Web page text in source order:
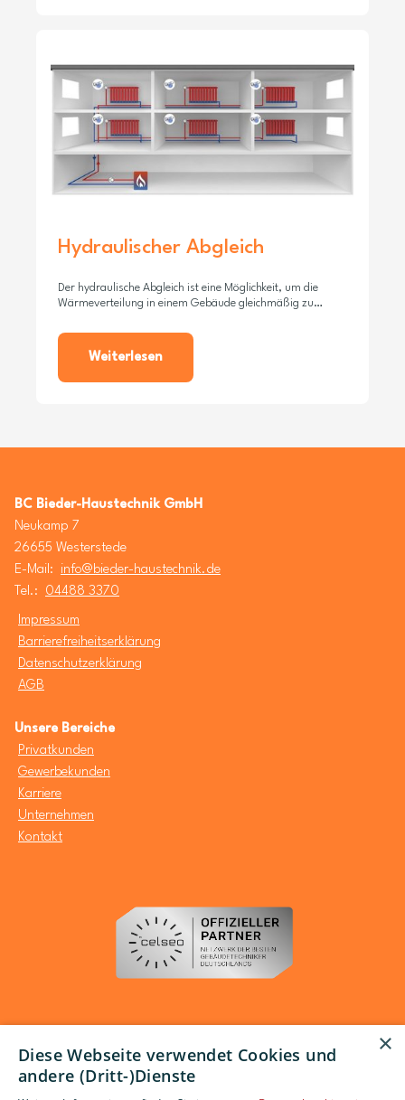
Hydraulischer Abgleich
Der hydraulische Abgleich ist eine Möglichkeit, um die
Wärmeverteilung in einem Gebäude gleichmäßig zu
Weiterlesen
BC Bieder-Haustechnik GmbH
Neukamp 7
26655 Westerstede
E-Mail:
info@bieder-haustechnik.de
Tel.:
04488 3370
Impressum
Barrierefreiheitserklärung
Datenschutzerklärung
AGB
Unsere Bereiche
Privatkunden
Gewerbekunden
Karriere
Unternehmen
Kontakt
×
Diese Webseite verwendet Cookies und
andere (Dritt-)Dienste